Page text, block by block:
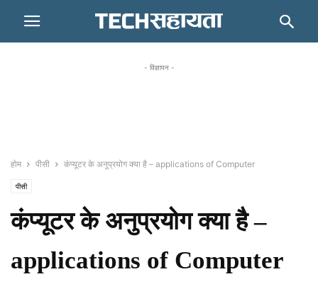
- विज्ञापन -
होम पीसी कंप्यूटर के अनुप्रयोग क्या है – applications of Computer
पीसी
कंप्यूटर के अनुप्रयोग क्या है –
applications of Computer